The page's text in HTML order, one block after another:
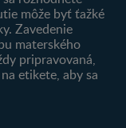
môže byť ťažké
Zavedenie
materského
pripravovaná,
etikete, aby sa